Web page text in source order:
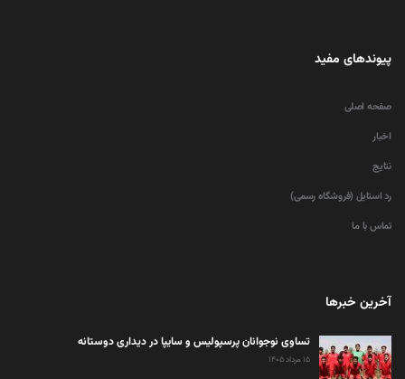
پیوندهای مفید
صفحه اصلی
اخبار
نتایج
رد استایل (فروشگاه رسمی)
تماس با ما
آخرین خبرها
تساوی نوجوانان پرسپولیس و سایپا در دیداری دوستانه
۱۵ مرداد ۱۴۰۵